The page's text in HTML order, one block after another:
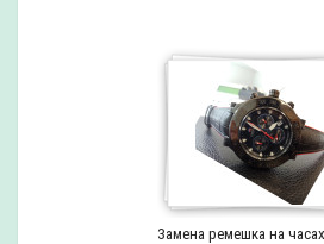
Замена ремешка на